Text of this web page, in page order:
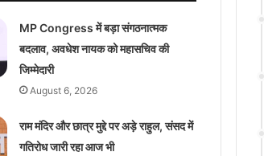
MP Congress में बड़ा संगठनात्मक
बदलाव, अवधेश नायक को महासचिव की
जिम्मेदारी
August 6, 2026
राम मंदिर और छात्र मुद्दे पर अड़े राहुल, संसद में
गतिरोध जारी रहा आज भी